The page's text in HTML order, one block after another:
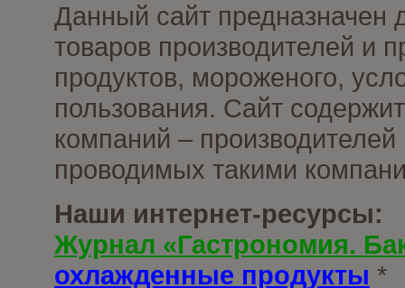
Данный сайт предназначен
товаров производителей и
продуктов, мороженого,
пользования. Сайт
компаний –
проводимых такими
Наши интернет-ресурсы:
Журнал «Гастрономия.
охлажденные продукты *